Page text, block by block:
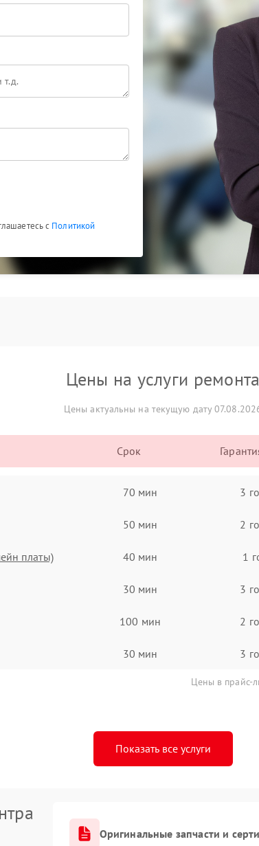
с Политикой
Цены на услуги ремонта
Цены актуальны на текущую дату
Срок
70 мин 3
50 мин 2
платы) 40 мин 1
30 мин 3
100 мин 2
30 мин 3
Цены в прайс-
Показать все услуги
Оригинальные запчасти и